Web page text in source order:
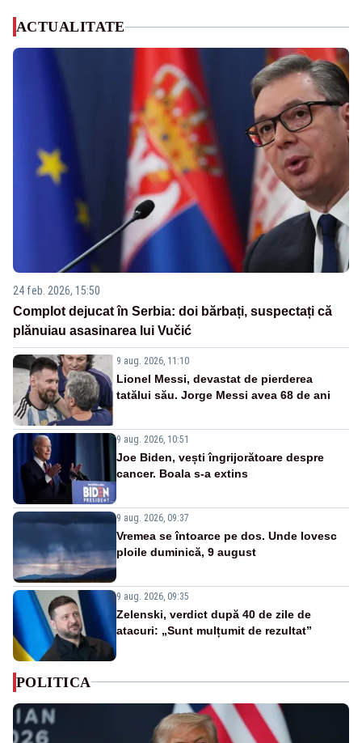
ACTUALITATE
24 feb. 2026, 15:50
Complot dejucat în Serbia: doi bărbați, suspectați că
plănuiau asasinarea lui Vučić
9 aug. 2026, 11:10
Lionel Messi, devastat de pierderea
tatălui său. Jorge Messi avea 68 de ani
9 aug. 2026, 10:51
Joe Biden, vești îngrijorătoare despre
cancer. Boala s-a extins
9 aug. 2026, 09:37
Vremea se întoarce pe dos. Unde lovesc
ploile duminică, 9 august
9 aug. 2026, 09:35
Zelenski, verdict după 40 de zile de
atacuri: „Sunt mulțumit de rezultat”
POLITICA